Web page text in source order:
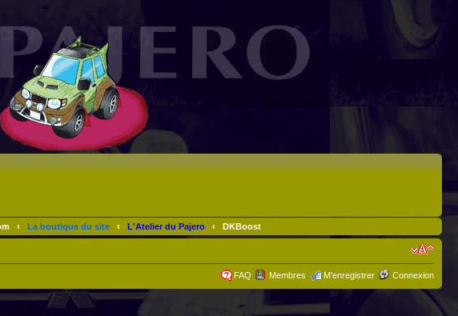
‹ La boutique du site ‹ L'Atelier du Pajero ‹ DKBoost
FAQ Membres M’enregistrer Connexion